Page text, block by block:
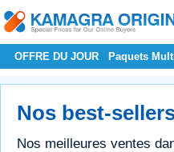
OFFRE DU JOUR Paquets
Nos best-
Nos meilleures ventes